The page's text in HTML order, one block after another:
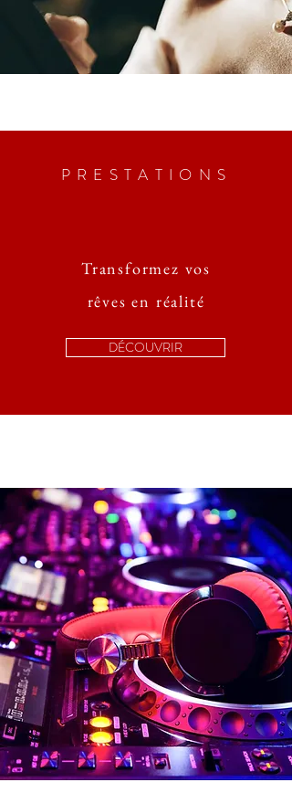
PRESTATIONS
Transformez vos
rêves en réalité
DÉCOUVRIR